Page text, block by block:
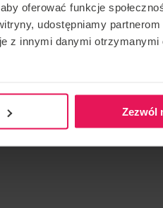
oferować funkcje
udostępniamy partnerom
z innymi danymi otrzymanymi
Zezwól
camp ou avez
RECOMMANDER